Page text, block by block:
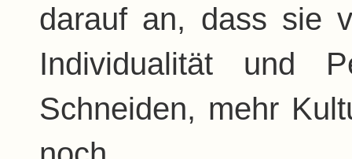
darauf an, dass sie
Individualität und
Schneiden, mehr